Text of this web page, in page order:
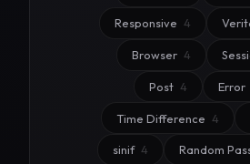
Responsive 4
Browser 4
Post 4 Error
Time Difference 4
sinif 4 Random